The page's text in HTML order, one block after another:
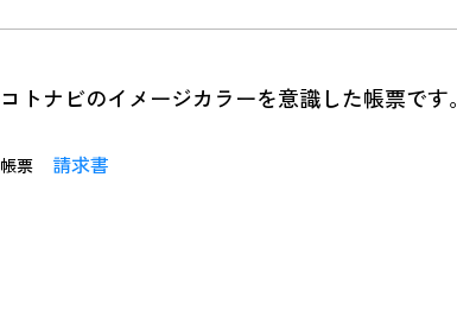
コトナビのイメージカラーを意識した帳票です。
帳票 請求書